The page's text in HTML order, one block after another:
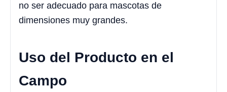
no ser adecuado para mascotas de
dimensiones muy grandes.
Uso del Producto en el
Campo